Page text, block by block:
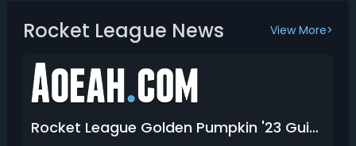
Rocket League News View More>
Rocket League Golden Pumpkin '23 Guide: Items, Crate Openings & How To Get